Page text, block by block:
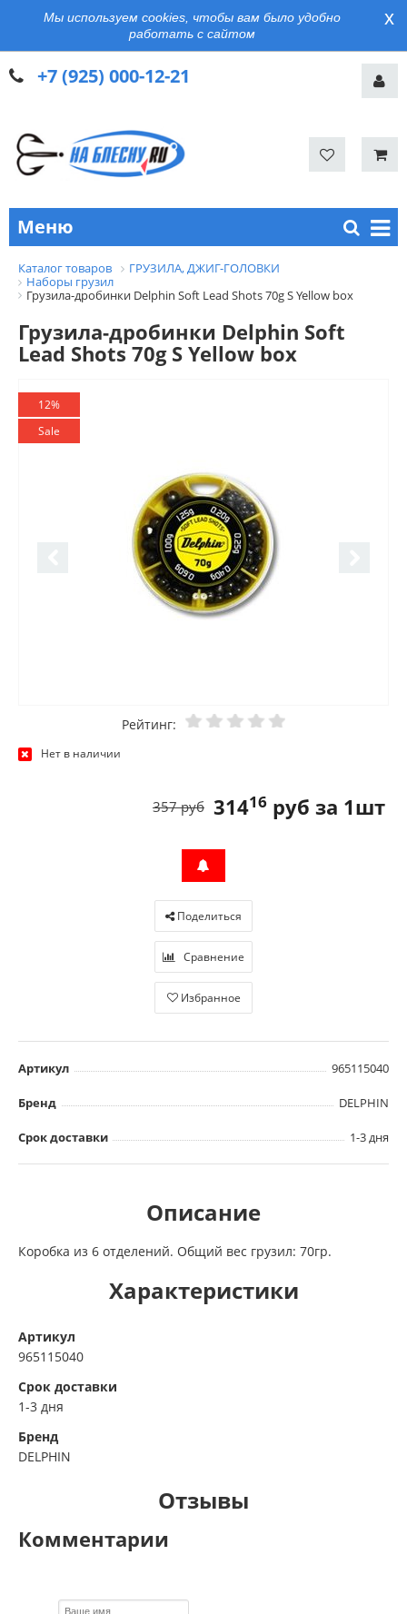
Мы используем cookies, чтобы вам было удобно
работать с сайтом
x
+7 (925) 000-12-21
Меню
Каталог товаров
ГРУЗИЛА, ДЖИГ-ГОЛОВКИ
Наборы грузил
Грузила-дробинки Delphin Soft Lead Shots 70g S Yellow box
Грузила-дробинки Delphin Soft
Lead Shots 70g S Yellow box
12%
Sale
Рейтинг:
Нет в наличии
31416 руб за 1шт
357 руб
Поделиться
Сравнение
Избранное
Артикул 965115040
Бренд DELPHIN
Срок доставки 1-3 дня
Описание
Коробка из 6 отделений. Общий вес грузил: 70гр.
Характеристики
Артикул
965115040
Срок доставки
1-3 дня
Бренд
DELPHIN
Отзывы
Комментарии